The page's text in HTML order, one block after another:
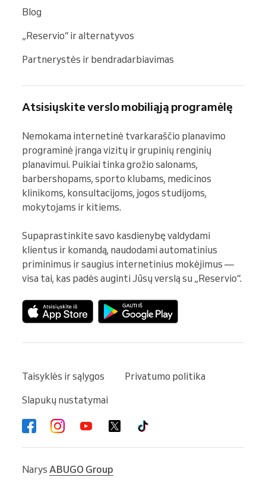
Blog
„Reservio“ ir alternatyvos
Partnerystės ir bendradarbiavimas
Atsisiųskite verslo mobiliąją programėlę
Nemokama internetinė tvarkaraščio planavimo
programinė įranga vizitų ir grupinių renginių
planavimui. Puikiai tinka grožio salonams,
barbershopams, sporto klubams, medicinos
klinikoms, konsultacijoms, jogos studijoms,
mokytojams ir kitiems.
Supaprastinkite savo kasdienybę valdydami
klientus ir komandą, naudodami automatinius
priminimus ir saugius internetinius mokėjimus —
visa tai, kas padės auginti Jūsų verslą su „Reservio“.
Taisyklės ir sąlygos
Privatumo politika
Slapukų nustatymai
Narys ABUGO Group